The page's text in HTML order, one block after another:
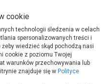
Chemia budowlana
CB300 - 290 g CERESIT
cookie
technologii śledzenia w celach
spersonalizowanych treści i
wiedzieć skąd pochodzą nasi
cookie z poziomu Twojej
warunków przechowywania lub
znajduje się w Polityce